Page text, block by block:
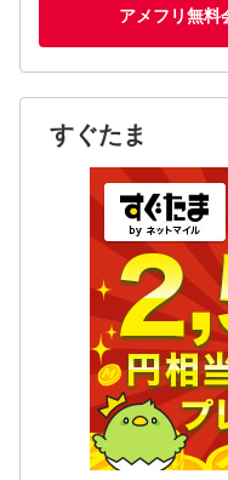
アメフリ無料
すぐたま